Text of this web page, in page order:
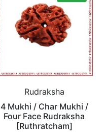
Rudraksha
4 Mukhi / Char Mukhi /
Four Face Rudraksha
[Ruthratcham]